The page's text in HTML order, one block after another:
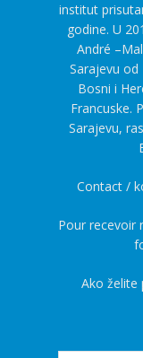
institut
godine. U
André
Sarajevu od
Bosni i
Francuske.
Sarajevu,
Contact /
Pour recevoir
Ako želite